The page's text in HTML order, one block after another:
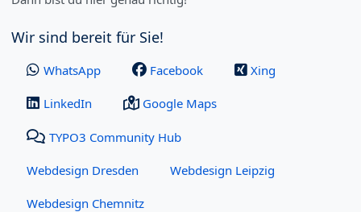
Wir sind bereit für Sie!
WhatsApp Facebook Xing
LinkedIn Google Maps
TYPO3 Community Hub
Webdesign Dresden Webdesign Leipzig
Webdesign Chemnitz